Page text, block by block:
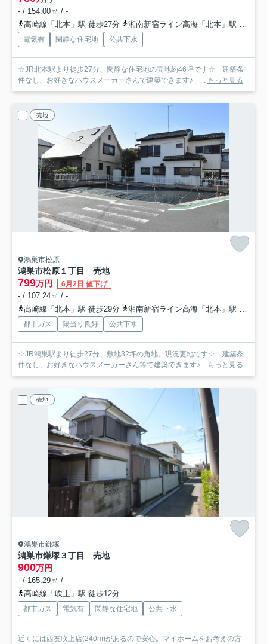
- / 154.00㎡ / -
高崎線「北本」駅 徒歩27分
湘南新宿ライン高海「北本」駅 徒歩27分
電気有 閑静な住宅地 公共下水
☆JR北本駅より徒歩27分、閑静な住宅地の売地約46坪です☆ 建築条
件なし、お好きなハウスメーカーさんで建築できます♪ ... もっと見る
売地
鴻巣市松原
鴻巣市松原１丁目 売地
799万円 6月2日 値下げ
- / 107.24㎡ / -
高崎線「北本」駅 徒歩29分
湘南新宿ライン高海「北本」駅 徒歩29分
都市ガス 陽当り良好 公共下水
☆JR鴻巣駅より徒歩27分、敷地32坪の角地、現況更地です☆ 建築条
件なし、お好きなハウスメーカーさん等で建築できます♪... もっと見る
売地
鴻巣市鎌塚
鴻巣市鎌塚３丁目 売地
900万円
- / 165.29㎡ / -
高崎線「吹上」駅 徒歩12分
都市ガス 電気有 閑静な住宅地 公共下水
近くには西友吹上店(240m)があるので安心。マイホームをお考えの方